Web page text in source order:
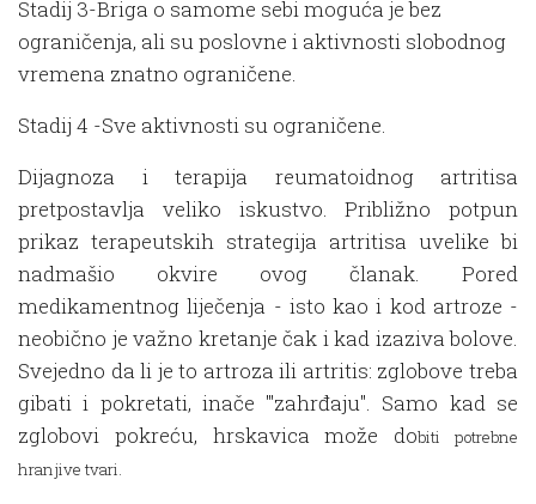
Stadij 3-Briga o samome sebi moguća je bez
ograničenja, ali su poslovne i aktivnosti slobodnog
vremena znatno ograničene.
Stadij 4 -Sve aktivnosti su ograničene.
Dijagnoza i terapija reumatoidnog artritisa
pretpostavlja veliko iskustvo. Približno potpun
prikaz terapeutskih strategija artritisa uvelike bi
nadmašio okvire ovog članak. Pored
medikamentnog liječenja - isto kao i kod artroze -
neobično je važno kretanje čak i kad izaziva bolove.
Svejedno da li je to artroza ili artritis: zglobove treba
gibati i pokretati, inače '"zahrđaju". Samo kad se
zglobovi pokreću, hrskavica može dobiti potrebne
hranjive tvari.